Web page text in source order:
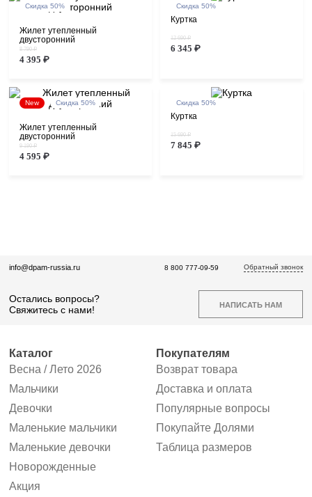
Скидка 50%
Жилет утепленный
двусторонний
8 790 ₽
4 395 ₽
Скидка 50%
Куртка
12 690 ₽
6 345 ₽
New Скидка 50%
Жилет утепленный
двусторонний
9 190 ₽
4 595 ₽
Скидка 50%
Куртка
15 690 ₽
7 845 ₽
info@dpam-russia.ru
Остались вопросы?
Свяжитесь с нами!
НАПИСАТЬ НАМ
8 800 777-09-59 Обратный звонок
Каталог
Весна / Лето 2026
Мальчики
Девочки
Маленькие мальчики
Маленькие девочки
Новорожденные
Акция
Покупателям
Возврат товара
Доставка и оплата
Популярные вопросы
Покупайте Долями
Таблица размеров